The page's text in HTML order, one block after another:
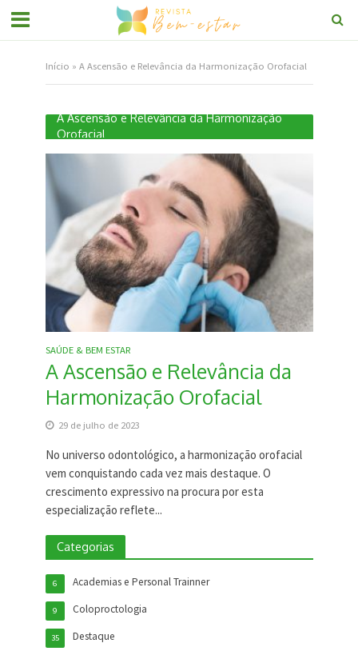
Início » A Ascensão e Relevância da Harmonização Orofacial
A Ascensão e Relevância da Harmonização
Orofacial
SAÚDE & BEM ESTAR
A Ascensão e Relevância da
Harmonização Orofacial
29 de julho de 2023
No universo odontológico, a harmonização orofacial
vem conquistando cada vez mais destaque. O
crescimento expressivo na procura por esta
especialização reflete...
Categorias
Academias e Personal Trainner
6
Coloproctologia
9
Destaque
35